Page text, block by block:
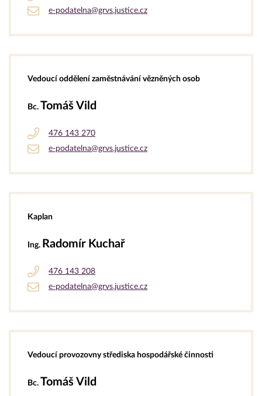
e-podatelna@grvs.justice.cz
Vedoucí oddělení zaměstnávání vězněných osob
Bc. Tomáš Vild
476 143 270
e-podatelna@grvs.justice.cz
Kaplan
Ing. Radomír Kuchař
476 143 208
e-podatelna@grvs.justice.cz
Vedoucí provozovny střediska hospodářské činnosti
Bc. Tomáš Vild